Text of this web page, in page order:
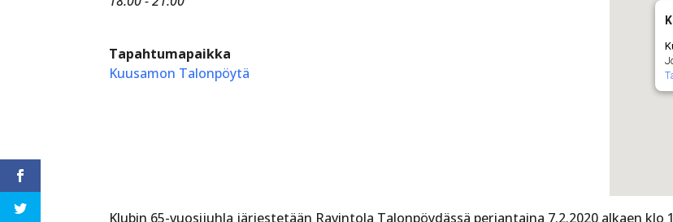
Tapahtumapaikka
Kuusamon Talonpöytä
Klubin 65-vuosijuhla järjestetään Ravintola Talonpöydässä perjantaina 7.2.2020 alkaen